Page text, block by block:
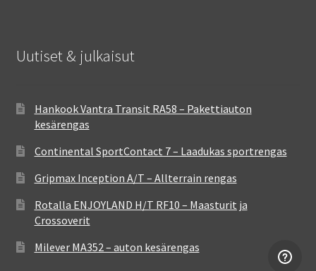
Uutiset & julkaisut
Hankook Vantra Transit RA58 – Pakettiauton
kesärengas
Continental SportContact 7 – Laadukas sportrengas
Gripmax Inception A/T – Allterrain rengas
Rotalla ENJOYLAND H/T RF10 – Maasturit ja
Crossoverit
Milever MA352 – auton kesärengas